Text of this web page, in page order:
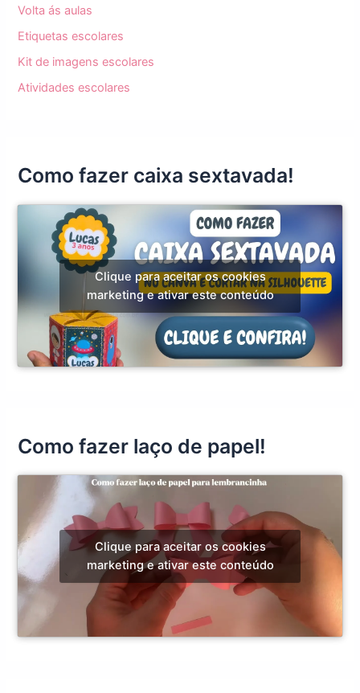
Volta ás aulas
Etiquetas escolares
Kit de imagens escolares
Atividades escolares
Como fazer caixa sextavada!
Clique para aceitar os cookies
marketing e ativar este conteúdo
Como fazer laço de papel!
Clique para aceitar os cookies
marketing e ativar este conteúdo